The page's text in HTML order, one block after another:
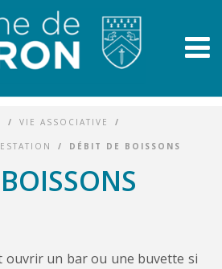
/ VIE ASSOCIATIVE /
/ DÉBIT DE BOISSONS
ouvrir un bar ou une buvette si